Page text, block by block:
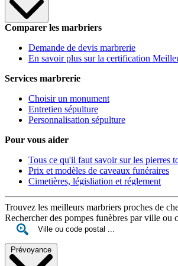
Comparer les marbriers
Demande de devis marbrerie
En savoir plus sur la certification
Services marbrerie
Choisir un monument
Entretien sépulture
Personnalisation sépulture
Pour vous aider
Tous ce qu'il faut savoir sur les pierres
Prix et modèles de caveaux funéraires
Cimetières, législiation et réglement
Trouvez les meilleurs marbriers proches de
Rechercher des pompes funèbres par ville ou
Prévoyance